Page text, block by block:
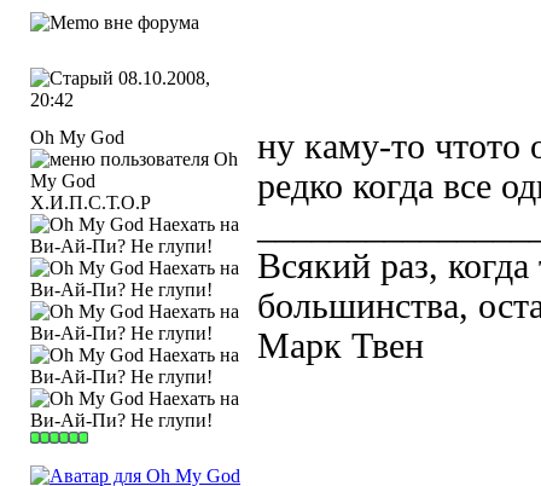
08.10.2008,
20:42
Oh My God
Х.И.П.С.Т.О.Р
ну каму-то чтото
редко когда все
Всякий раз,
большинства,
Марк Твен